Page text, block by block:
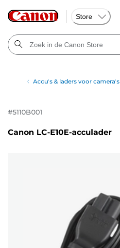
Store
Accu's & laders voor camera's
#5110B001
Canon LC-E10E-acculader